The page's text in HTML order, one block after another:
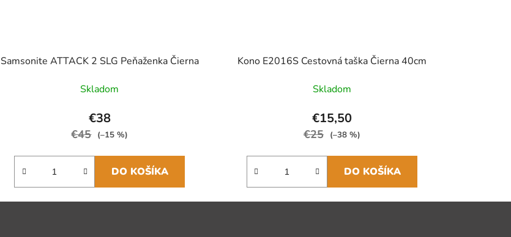
Samsonite ATTACK 2 SLG Peňaženka Čierna
Skladom
€38
€45 (–15 %)
DO KOŠÍKA
Kono E2016S Cestovná taška Čierna 40cm
Skladom
€15,50
€25 (–38 %)
DO KOŠÍKA